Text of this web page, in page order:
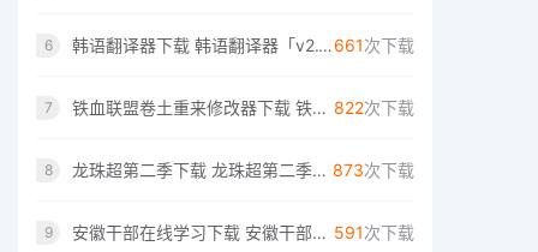
6 韩语翻译器下载 韩语翻译器「v2.1.1」换机版 661次下载
7 铁血联盟卷土重来修改器下载 铁血联盟卷土重来修改器「v1.8.9」高清版 822次下载
8 龙珠超第二季下载 龙珠超第二季「v7.1.1」测试版 873次下载
9 安徽干部在线学习下载 安徽干部在线学习「v4.0.5」最新版 591次下载